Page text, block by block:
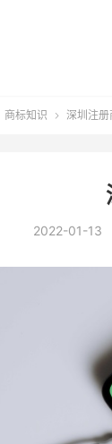
商标知识  深圳注
2022-01-13